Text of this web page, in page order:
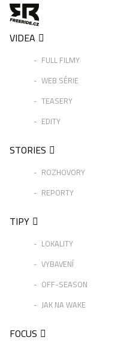
VIDEA
FULL FILMY
WEB SÉRIE
TEASERY
EDITY
STORIES
ROZHOVORY
REPORTY
TIPY
LOKALITY
VYBAVENÍ
OFF-SEASON
JAK NA WAKE
FOCUS